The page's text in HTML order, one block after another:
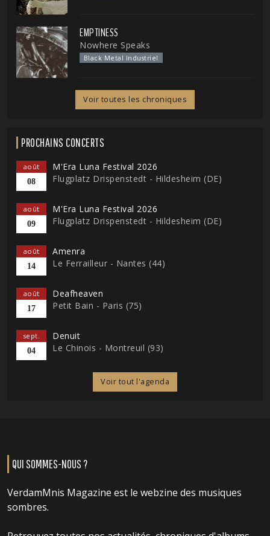
EMPTINESS
Nowhere Speaks
Black Metal Industriel
Voir toutes les chroniques
PROCHAINS CONCERTS
août
08
M'Era Luna Festival 2026
Flugplatz Drispenstedt - Hildesheim (DE)
août
09
M'Era Luna Festival 2026
Flugplatz Drispenstedt - Hildesheim (DE)
août
14
Amenra
Le Ferrailleur - Nantes (44)
août
17
Deafheaven
Petit Bain - Paris (75)
sept.
04
Denuit
Le Chinois - Montreuil (93)
Voir tout l'agenda
QUI SOMMES-NOUS ?
VerdamMnis Magazine est le webzine des musiques
sombres.